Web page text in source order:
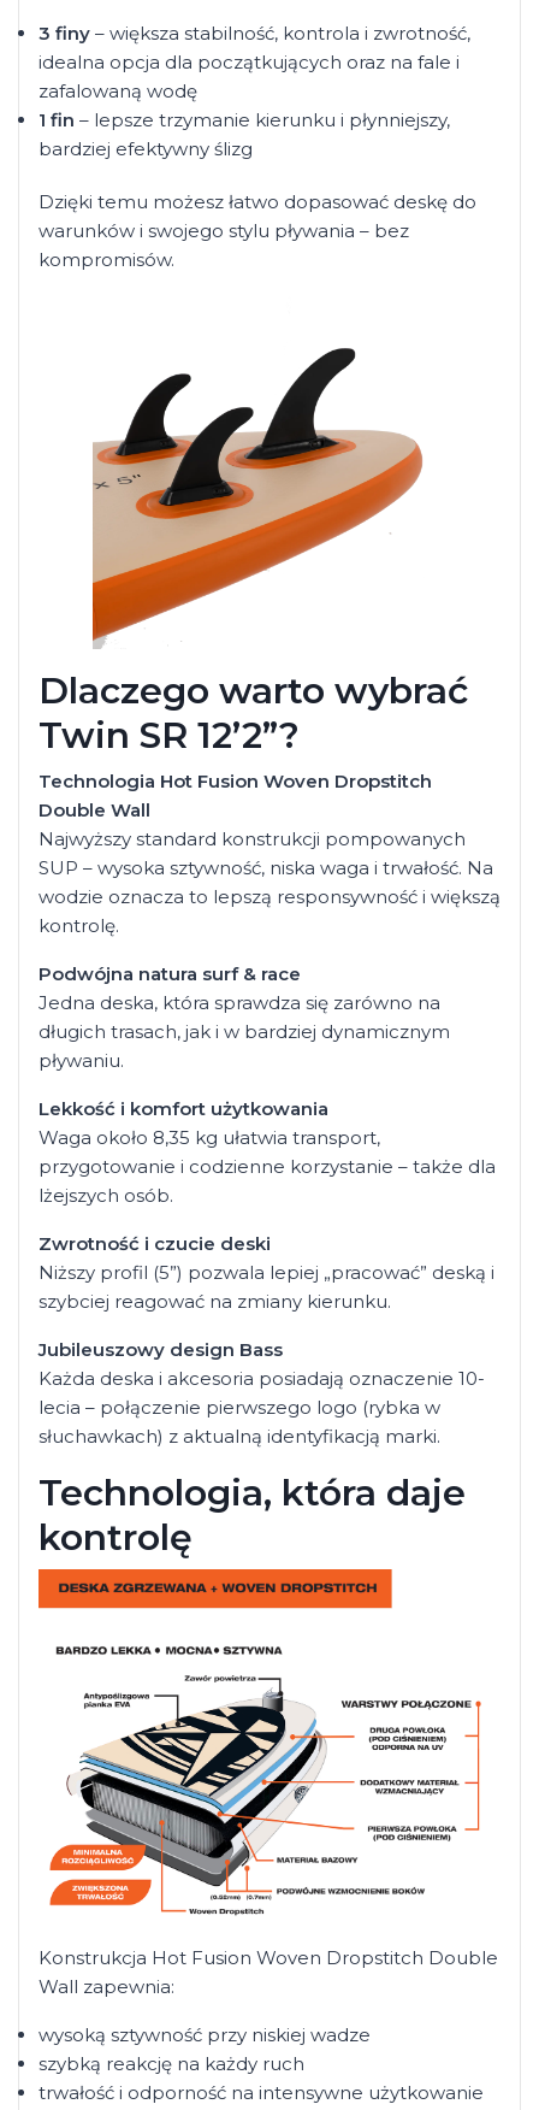
3 finy – większa stabilność, kontrola i zwrotność,
idealna opcja dla początkujących oraz na fale i
zafalowaną wodę
1 fin – lepsze trzymanie kierunku i płynniejszy,
bardziej efektywny ślizg
Dzięki temu możesz łatwo dopasować deskę do
warunków i swojego stylu pływania – bez
kompromisów.
Dlaczego warto wybrać
Twin SR 12’2”?
Technologia Hot Fusion Woven Dropstitch
Double Wall
Najwyższy standard konstrukcji pompowanych
SUP – wysoka sztywność, niska waga i trwałość. Na
wodzie oznacza to lepszą responsywność i większą
kontrolę.
Podwójna natura surf & race
Jedna deska, która sprawdza się zarówno na
długich trasach, jak i w bardziej dynamicznym
pływaniu.
Lekkość i komfort użytkowania
Waga około 8,35 kg ułatwia transport,
przygotowanie i codzienne korzystanie – także dla
lżejszych osób.
Zwrotność i czucie deski
Niższy profil (5”) pozwala lepiej „pracować” deską i
szybciej reagować na zmiany kierunku.
Jubileuszowy design Bass
Każda deska i akcesoria posiadają oznaczenie 10-
lecia – połączenie pierwszego logo (rybka w
słuchawkach) z aktualną identyfikacją marki.
Technologia, która daje
kontrolę
Konstrukcja Hot Fusion Woven Dropstitch Double
Wall zapewnia:
wysoką sztywność przy niskiej wadze
szybką reakcję na każdy ruch
trwałość i odporność na intensywne użytkowanie